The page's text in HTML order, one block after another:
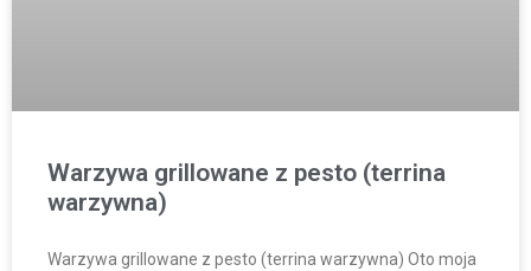
Warzywa grillowane z pesto (terrina
warzywna)
Warzywa grillowane z pesto (terrina warzywna) Oto moja